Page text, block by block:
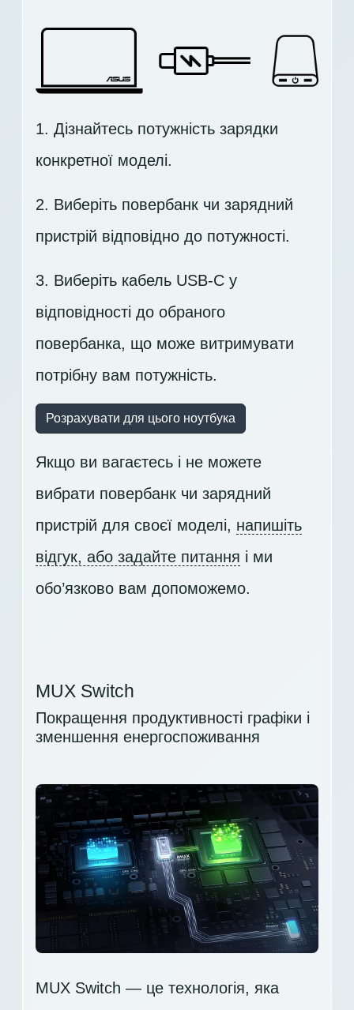
1. Дізнайтесь потужність зарядки
конкретної моделі.
2. Виберіть повербанк чи зарядний
пристрій відповідно до потужності.
3. Виберіть кабель USB-C у
відповідності до обраного
повербанка, що може витримувати
потрібну вам потужність.
Розрахувати для цього ноутбука
Якщо ви вагаєтесь і не можете
вибрати повербанк чи зарядний
пристрій для своєї моделі, напишіть
відгук, або задайте питання і ми
обо’язково вам допоможемо.
MUX Switch
Покращення продуктивності графіки і
зменшення енергоспоживання
MUX Switch — це технологія, яка